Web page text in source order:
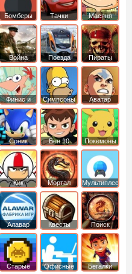
Бомберы Тачки Масяня
Война Поезда
Пираты
Карибского
Моря
Финис и
Ферб
Симпсоны
Аватар
легенда об
Аанге
Соник Бен 10 Покемоны
Кик
Бутовский
Мортал
комбат
Мультиплеер
Алавар Квесты
Поиск
предметов
Старые Офисные Бегалки